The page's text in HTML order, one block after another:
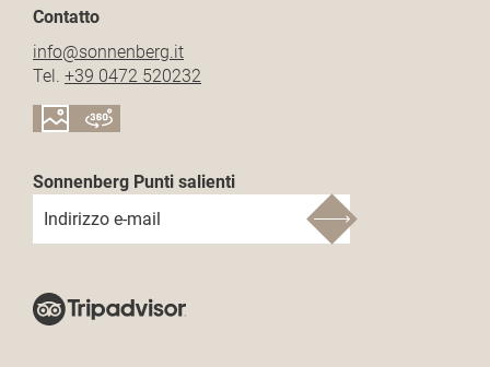
Contatto
info@sonnenberg.it
Tel. +39 0472 520232
Sonnenberg Punti salienti
Indirizzo e-mail